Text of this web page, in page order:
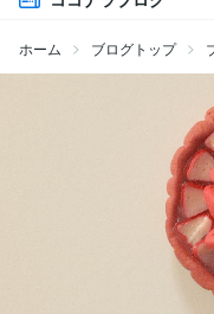
ホーム ブログトップ